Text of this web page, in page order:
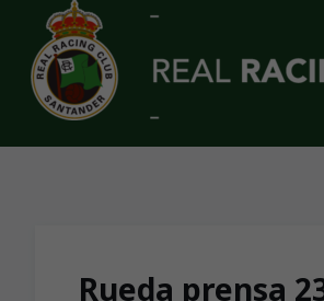
Skip to main content
Rueda prensa